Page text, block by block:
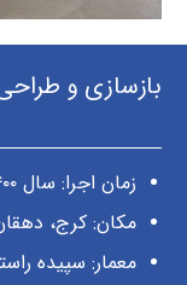
بازسازی و
زمان اجرا: سال ۱۴۰۰
مکان: کرج،
معمار: سپیده